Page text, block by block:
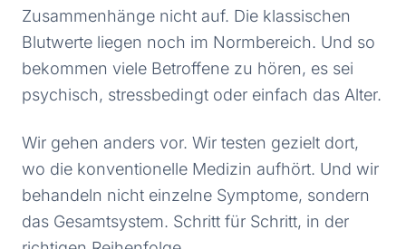
Zusammenhänge nicht auf. Die klassischen
Blutwerte liegen noch im Normbereich. Und so
bekommen viele Betroffene zu hören, es sei
psychisch, stressbedingt oder einfach das Alter.
Wir gehen anders vor. Wir testen gezielt dort,
wo die konventionelle Medizin aufhört. Und wir
behandeln nicht einzelne Symptome, sondern
das Gesamtsystem. Schritt für Schritt, in der